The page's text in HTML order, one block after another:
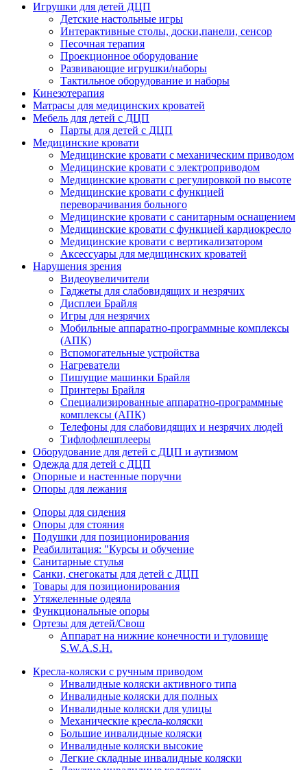
Игрушки для детей ДЦП
Детские настольные игры
Интерактивные столы, доски,панели, сенсор
Песочная терапия
Проекционное оборудование
Развивающие игрушки/наборы
Тактильное оборудование и наборы
Кинезотерапия
Матрасы для медицинских кроватей
Мебель для детей с ДЦП
Парты для детей с ДЦП
Медицинские кровати
Медицинские кровати с механическим приводом
Медицинские кровати с электроприводом
Медицинские кровати с регулировкой по высоте
Медицинские кровати с функцией
переворачивания больного
Медицинские кровати с санитарным оснащением
Медицинские кровати с функцией кардиокресло
Медицинские кровати с вертикализатором
Аксессуары для медицинских кроватей
Нарушения зрения
Видеоувеличители
Гаджеты для слабовидящих и незрячих
Дисплеи Брайля
Игры для незрячих
Мобильные аппаратно-программные комплексы
(АПК)
Вспомогательные устройства
Нагреватели
Пишущие машинки Брайля
Принтеры Брайля
Специализированные аппаратно-программные
комплексы (АПК)
Телефоны для слабовидящих и незрячих людей
Тифлофлешплееры
Оборудование для детей с ДЦП и аутизмом
Одежда для детей с ДЦП
Опорные и настенные поручни
Опоры для лежания
Опоры для сидения
Опоры для стояния
Подушки для позиционирования
Реабилитация: "Курсы и обучение
Санитарные стулья
Санки, снегокаты для детей с ДЦП
Товары для позиционирования
Утяжеленные одеяла
Функциональные опоры
Ортезы для детей/Свош
Аппарат на нижние конечности и туловище
S.W.A.S.H.
Кресла-коляски с ручным приводом
Инвалидные коляски активного типа
Инвалидные коляски для полных
Инвалидные коляски для улицы
Механические кресла-коляски
Большие инвалидные коляски
Инвалидные коляски высокие
Легкие складные инвалидные коляски